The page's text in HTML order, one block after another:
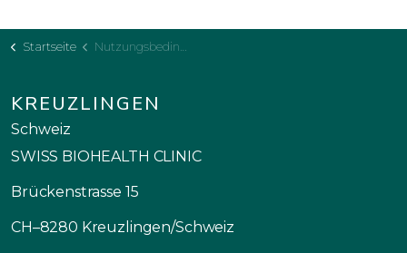
Startseite Nutzungsbedingungen
KREUZLINGEN
Schweiz
SWISS BIOHEALTH CLINIC
Brückenstrasse 15
CH–8280 Kreuzlingen/Schweiz